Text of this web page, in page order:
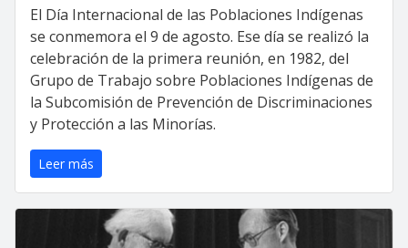
El Día Internacional de las Poblaciones Indígenas
se conmemora el 9 de agosto. Ese día se realizó la
celebración de la primera reunión, en 1982, del
Grupo de Trabajo sobre Poblaciones Indígenas de
la Subcomisión de Prevención de Discriminaciones
y Protección a las Minorías.
Leer más